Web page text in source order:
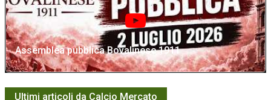
Assemblea pubblica Bovalinese 1911
Ultimi articoli da Calcio Mercato